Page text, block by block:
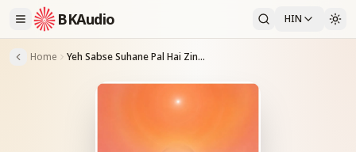
BKAudio HIN
Home Yeh Sabse Suhane Pal Hai Zindagi Ke